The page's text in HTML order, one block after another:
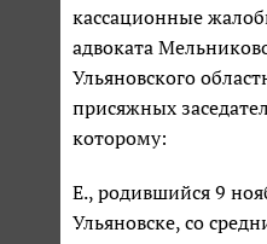
кассационные
адвоката
Ульяновского
присяжных
которому:
Е., родившийся 9
Ульяновске, со